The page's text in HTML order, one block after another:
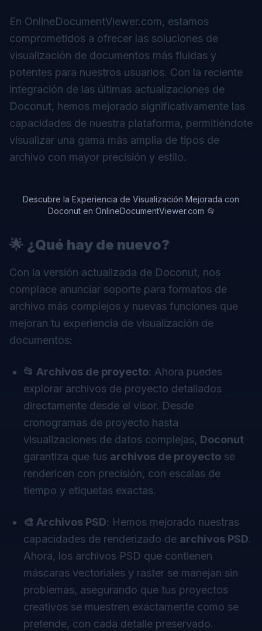
En OnlineDocumentViewer.com, estamos
comprometidos a ofrecer las soluciones de
visualización de documentos más fluidas y
potentes para nuestros usuarios. Con la reciente
integración de las últimas actualizaciones de
Doconut, hemos mejorado significativamente las
capacidades de nuestra plataforma, permitiéndote
visualizar una gama más amplia de tipos de
archivo con mayor precisión y estilo.
Descubre la Experiencia de Visualización Mejorada con
Doconut en OnlineDocumentViewer.com 📂
🌟 ¿Qué hay de nuevo?
Con la versión actualizada de Doconut, nos
complace anunciar soporte para formatos de
archivo más complejos y nuevas funciones que
mejoran tu experiencia de visualización de
documentos:
📂 Archivos de proyecto: Ahora puedes
explorar archivos de proyecto detallados
directamente desde el visor. Desde
cronogramas de proyecto hasta
visualizaciones de datos complejas, Doconut
garantiza que tus archivos de proyecto se
rendericen con precisión, con escalas de
tiempo y etiquetas exactas.
🎨 Archivos PSD: Hemos mejorado nuestras
capacidades de renderizado de archivos PSD.
Ahora, los archivos PSD que contienen
máscaras vectoriales y raster se manejan sin
problemas, asegurando que tus proyectos
creativos se muestren exactamente como se
pretende, con cada detalle preservado.